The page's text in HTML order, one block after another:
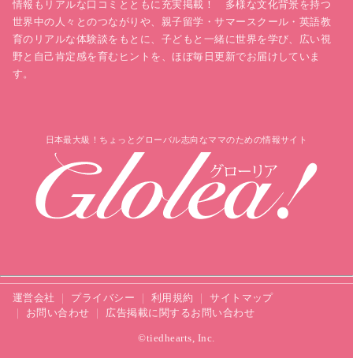
情報もリアルな口コミとともに充実掲載！ 多様な文化背景を持つ
世界中の人々とのつながりや、親子留学・サマースクール・英語教
育のリアルな体験談をもとに、子どもと一緒に世界を学び、広い視
野と自己肯定感を育むヒントを、ほぼ毎日更新でお届けしていま
す。
日本最大級！ちょっとグローバル志向なママのための情報サイト
運営会社 プライバシー 利用規約
サイトマップ
お問い合わせ
広告掲載に関するお問い合わせ
©tiedhearts, Inc.